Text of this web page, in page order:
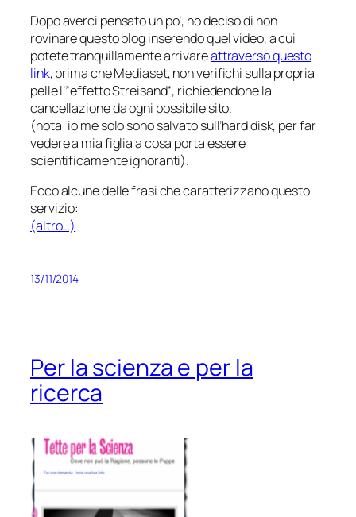
Dopo averci pensato un po’, ho deciso di non
rovinare questo blog inserendo quel video, a cui
potete tranquillamente arrivareattraverso questo
link, prima che Mediaset, non verifichi sulla propria
pelle l’”effetto Streisand“, richiedendone la
cancellazione da ogni possibile sito.
(nota: io me solo sono salvato sull’hard disk, per far
vedere a mia figlia a cosa porta essere
scientificamente ignoranti).
Ecco alcune delle frasi che caratterizzano questo
servizio:
(altro…)
13/11/2014
Per la scienza e per la
ricerca